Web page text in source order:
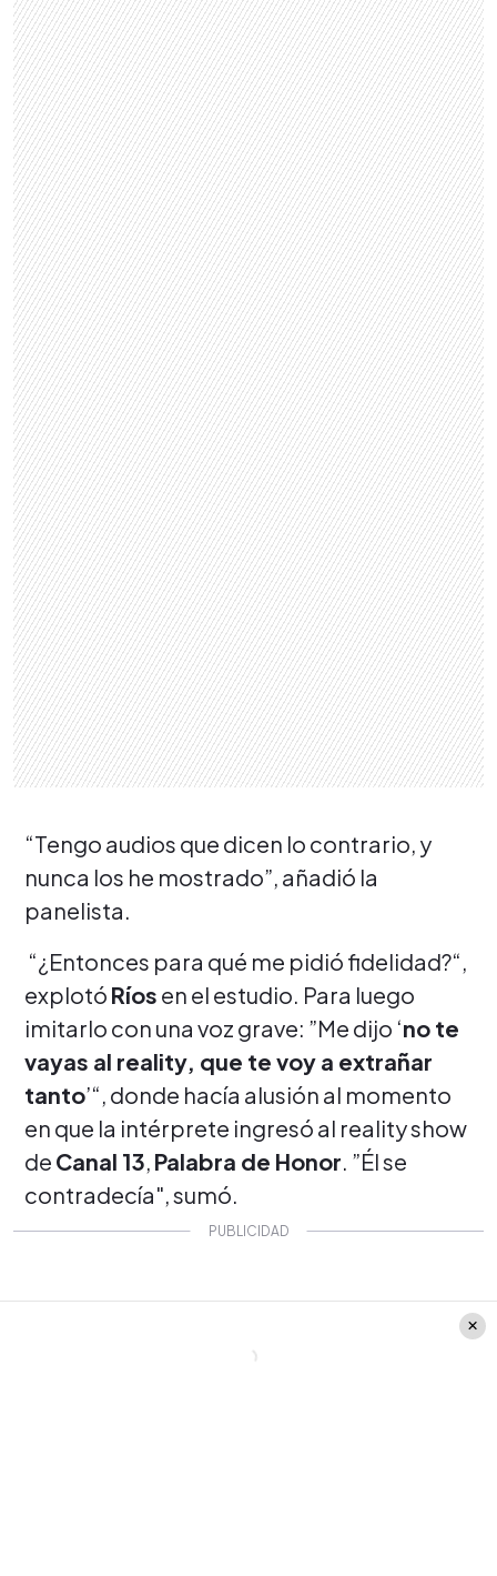
“Tengo audios que dicen lo contrario, y
nunca los he mostrado”, añadió la
panelista.
“¿Entonces para qué me pidió fidelidad?“,
explotó Ríos en el estudio. Para luego
imitarlo con una voz grave: ”Me dijo ‘no te
vayas al reality, que te voy a extrañar
tanto’“, donde hacía alusión al momento
en que la intérprete ingresó al reality show
de Canal 13, Palabra de Honor. ”Él se
contradecía", sumó.